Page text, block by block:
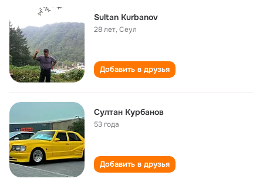
Sultan Kurbanov
28 лет,Сеул
Добавить в друзья
Султан Курбанов
53 года
Добавить в друзья